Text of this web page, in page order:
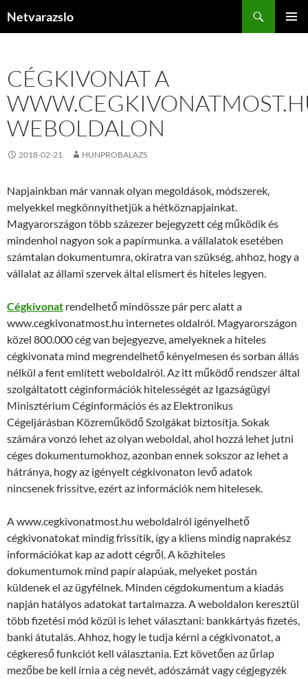
Netvarazslo
CÉGKIVONAT A
WEBOLDALON
2018-02-21 HUNPROBALAZS
Napjainkban már vannak olyan megoldások, módszerek,
melyekkel megkönnyíthetjük a hétköznapjainkat.
Magyarországon több százezer bejegyzett cég működik és
mindenhol nagyon sok a papírmunka. a vállalatok esetében
számtalan dokumentumra, okiratra van szükség, ahhoz, hogy a
vállalat az állami szervek által elismert és hiteles legyen.
Cégkivonat rendelhető mindössze pár perc alatt a
www.cegkivonatmost.hu internetes oldalról. Magyarországon
közel 800.000 cég van bejegyezve, amelyeknek a hiteles
cégkivonata mind megrendelhető kényelmesen és sorban állás
nélkül a fent említett weboldalról. Az itt működő rendszer által
szolgáltatott céginformációk hitelességét az Igazságügyi
Minisztérium Céginformációs és az Elektronikus
Cégeljárásban Közreműködő Szolgákat biztosítja. Sokak
számára vonzó lehet az olyan weboldal, ahol hozzá lehet jutni
céges dokumentumokhoz, azonban ennek sokszor az lehet a
hátránya, hogy az igényelt cégkivonaton levő adatok
nincsenek frissítve, ezért az információk nem hitelesek.
A www.cegkivonatmost.hu weboldalról igényelhető
cégkivonatokat mindig frissítik, így a kliens mindig naprakész
információkat kap az adott cégről. A közhiteles
dokumentumok mind papír alapúak, melyeket postán
küldenek el az ügyfélnek. Minden cégdokumentum a kiadás
napján hatályos adatokat tartalmazza. A weboldalon keresztül
több fizetési mód közül is lehet választani: bankkártyás fizetés,
banki átutalás. Ahhoz, hogy le tudja kérni a cégkivonatot, a
cégkereső funkciót kell választania. Ezt követően az űrlap
mezőbe be kell írnia a cég nevét, adószámát vagy cégjegyzék